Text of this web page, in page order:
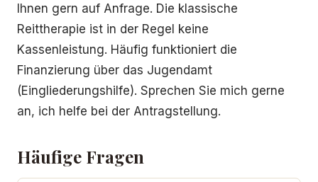
Ihnen gern auf Anfrage. Die klassische
Reittherapie ist in der Regel keine
Kassenleistung. Häufig funktioniert die
Finanzierung über das Jugendamt
(Eingliederungshilfe). Sprechen Sie mich gerne
an, ich helfe bei der Antragstellung.
Häufige Fragen